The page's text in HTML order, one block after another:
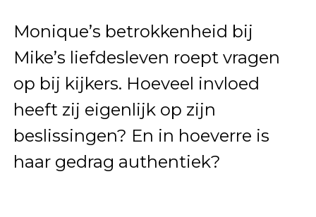
Monique’s betrokkenheid bij
Mike’s liefdesleven roept vragen
op bij kijkers. Hoeveel invloed
heeft zij eigenlijk op zijn
beslissingen? En in hoeverre is
haar gedrag authentiek?